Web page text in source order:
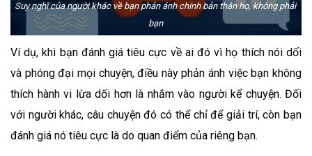
Suy nghĩ của người khác về bạn phản ánh chính bản thân họ, không phải
bạn
Ví dụ, khi bạn đánh giá tiêu cực về ai đó vì họ thích nói dối
và phóng đại mọi chuyện, điều này phản ánh việc bạn không
thích hành vi lừa dối hơn là nhắm vào người kể chuyện. Đối
với người khác, câu chuyện đó có thể chỉ để giải trí, còn bạn
đánh giá nó tiêu cực là do quan điểm của riêng bạn.